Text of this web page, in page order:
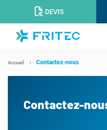
DEVIS
Accueil Contactez-nous
Contactez-